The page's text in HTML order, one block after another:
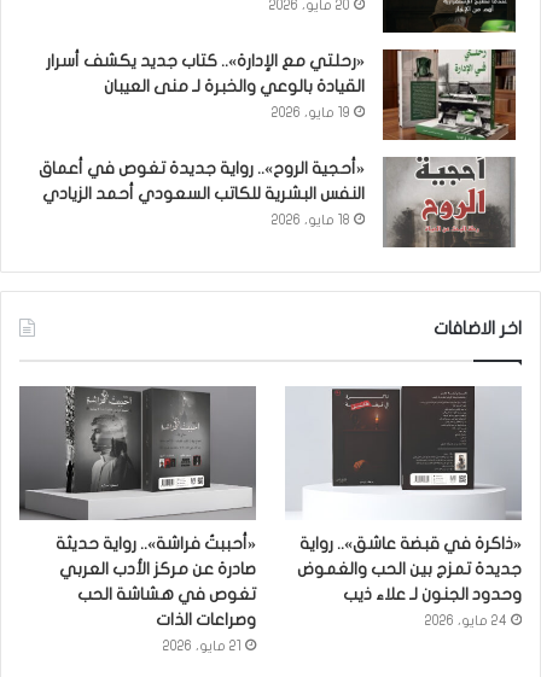
20 مايو، 2026
«رحلتي مع الإدارة».. كتاب جديد يكشف أسرار
القيادة بالوعي والخبرة لـ منى العيبان
19 مايو، 2026
«أحجية الروح».. رواية جديدة تغوص في أعماق
النفس البشرية للكاتب السعودي أحمد الزيادي
18 مايو، 2026
اخر الاضافات
«ذاكرة في قبضة عاشق».. رواية
جديدة تمزج بين الحب والغموض
وحدود الجنون لـ علاء ذيب
24 مايو، 2026
«أحببتُ فراشة».. رواية حديثة
صادرة عن مركز الأدب العربي
تغوص في هشاشة الحب
وصراعات الذات
21 مايو، 2026